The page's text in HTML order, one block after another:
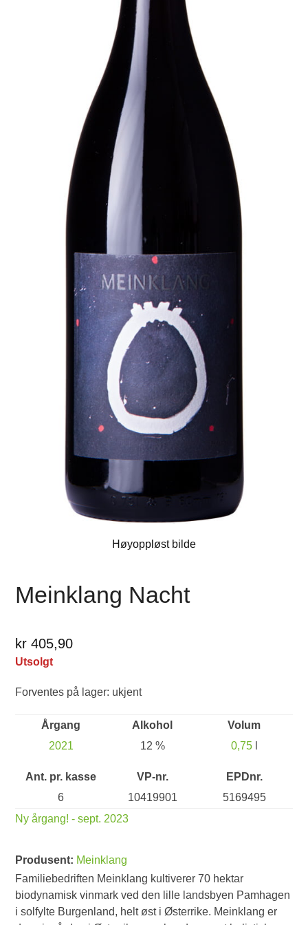
Høyoppløst bilde
Meinklang Nacht
kr 405,90
Utsolgt
Forventes på lager: ukjent
Årgang
2021
Alkohol
12 %
Volum
0,75l
Ant. pr. kasse
6
VP-nr.
10419901
EPDnr.
5169495
Ny årgang! - sept. 2023
Produsent: Meinklang
Familiebedriften Meinklang kultiverer 70 hektar
biodynamisk vinmark ved den lille landsbyen Pamhagen
i solfylte Burgenland, helt øst i Østerrike. Meinklang er